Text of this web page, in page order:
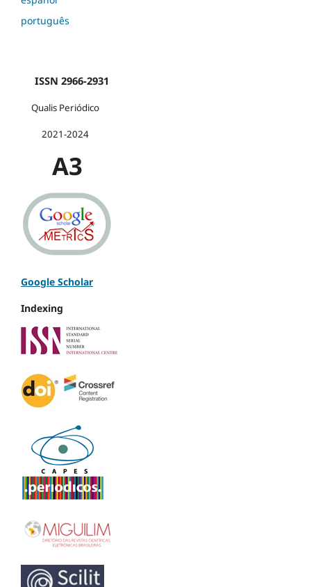
português
ISSN 2966-2931
Qualis Periódico
2021-2024
A3
Google Scholar
Indexing